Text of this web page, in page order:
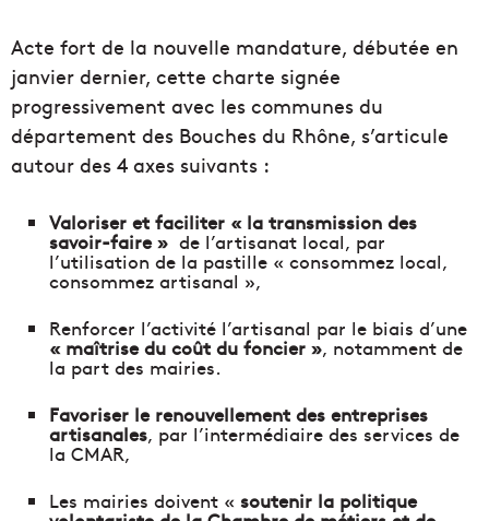
Acte fort de la nouvelle mandature, débutée en
janvier dernier, cette charte signée
progressivement avec les communes du
département des Bouches du Rhône, s’articule
autour des 4 axes suivants :
Valoriser et faciliter « la transmission des
savoir-faire » de l’artisanat local, par
l’utilisation de la pastille « consommez local,
consommez artisanal »,
Renforcer l’activité l’artisanal par le biais d’une
« maîtrise du coût du foncier », notamment de
la part des mairies.
Favoriser le renouvellement des entreprises
artisanales, par l’intermédiaire des services de
la CMAR,
Les mairies doivent « soutenir la politique